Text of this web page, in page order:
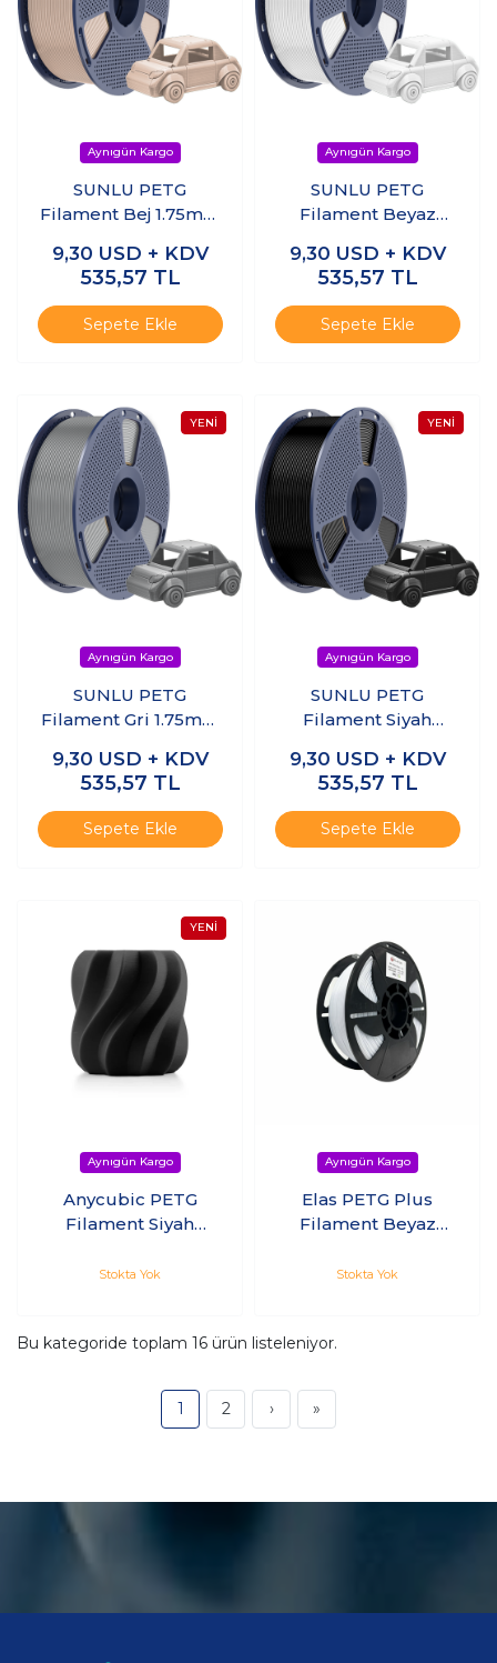
SUNLU PETG
Filament Bej 1.75mm
9,30 USD + KDV
535,57 TL
Sepete Ekle
SUNLU PETG
Filament Beyaz
9,30 USD + KDV
535,57 TL
Sepete Ekle
SUNLU PETG
Filament Gri 1.75mm
9,30 USD + KDV
535,57 TL
Sepete Ekle
SUNLU PETG
Filament Siyah
9,30 USD + KDV
535,57 TL
Sepete Ekle
Anycubic PETG
Filament Siyah
Stokta Yok
Elas PETG Plus
Filament Beyaz
Stokta Yok
Bu kategoride toplam 16 ürün listeleniyor.
1 2 › »